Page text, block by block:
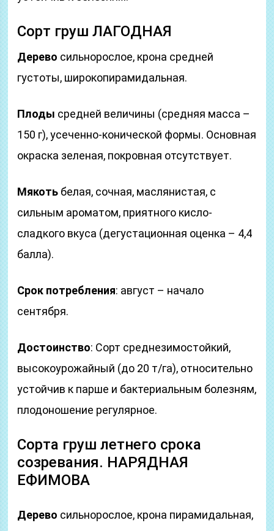
Сорт груш ЛАГОДНАЯ
Дерево сильнорослое, крона средней
густоты, широкопирамидальная.
Плоды средней величины (средняя масса –
150 г), усеченно-конической формы. Основная
окраска зеленая, покровная отсутствует.
Мякоть белая, сочная, маслянистая, с
сильным ароматом, приятного кисло-
сладкого вкуса (дегустационная оценка – 4,4
балла).
Срок потребления: август – начало
сентября.
Достоинство: Сорт среднезимостойкий,
высокоурожайный (до 20 т/га), относительно
устойчив к парше и бактериальным болезням,
плодоношение регулярное.
Сорта груш летнего срока
созревания. НАРЯДНАЯ
ЕФИМОВА
Дерево сильнорослое, крона пирамидальная,